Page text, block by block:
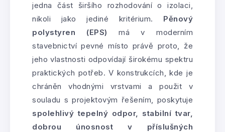
jedna část širšího rozhodování o izolaci,
nikoli jako jediné kritérium. Pěnový
polystyren (EPS) má v moderním
stavebnictví pevné místo právě proto, že
jeho vlastnosti odpovídají širokému spektru
praktických potřeb. V konstrukcích, kde je
chráněn vhodnými vrstvami a použit v
souladu s projektovým řešením, poskytuje
spolehlivý tepelný odpor, stabilní tvar,
dobrou únosnost v příslušných